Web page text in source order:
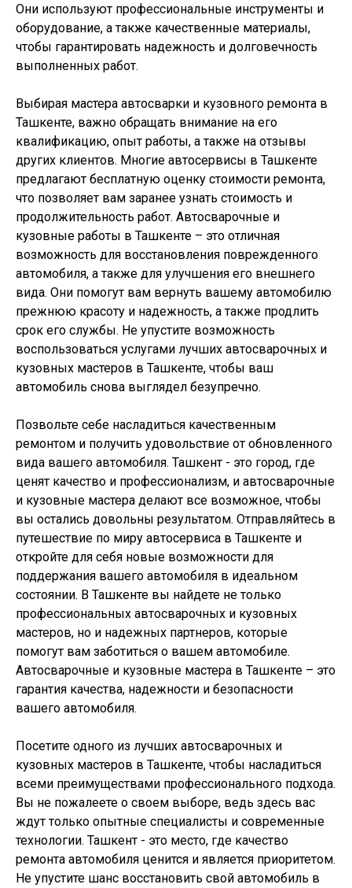
Они используют профессиональные инструменты и
оборудование, а также качественные материалы,
чтобы гарантировать надежность и долговечность
выполненных работ.
Выбирая мастера автосварки и кузовного ремонта в
Ташкенте, важно обращать внимание на его
квалификацию, опыт работы, а также на отзывы
других клиентов. Многие автосервисы в Ташкенте
предлагают бесплатную оценку стоимости ремонта,
что позволяет вам заранее узнать стоимость и
продолжительность работ. Автосварочные и
кузовные работы в Ташкенте – это отличная
возможность для восстановления поврежденного
автомобиля, а также для улучшения его внешнего
вида. Они помогут вам вернуть вашему автомобилю
прежнюю красоту и надежность, а также продлить
срок его службы. Не упустите возможность
воспользоваться услугами лучших автосварочных и
кузовных мастеров в Ташкенте, чтобы ваш
автомобиль снова выглядел безупречно.
Позвольте себе насладиться качественным
ремонтом и получить удовольствие от обновленного
вида вашего автомобиля. Ташкент - это город, где
ценят качество и профессионализм, и автосварочные
и кузовные мастера делают все возможное, чтобы
вы остались довольны результатом. Отправляйтесь в
путешествие по миру автосервиса в Ташкенте и
откройте для себя новые возможности для
поддержания вашего автомобиля в идеальном
состоянии. В Ташкенте вы найдете не только
профессиональных автосварочных и кузовных
мастеров, но и надежных партнеров, которые
помогут вам заботиться о вашем автомобиле.
Автосварочные и кузовные мастера в Ташкенте – это
гарантия качества, надежности и безопасности
вашего автомобиля.
Посетите одного из лучших автосварочных и
кузовных мастеров в Ташкенте, чтобы насладиться
всеми преимуществами профессионального подхода.
Вы не пожалеете о своем выборе, ведь здесь вас
ждут только опытные специалисты и современные
технологии. Ташкент - это место, где качество
ремонта автомобиля ценится и является приоритетом.
Не упустите шанс восстановить свой автомобиль в